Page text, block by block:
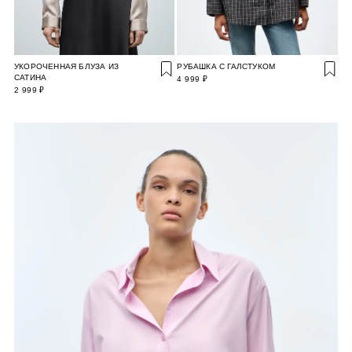
УКОРОЧЕННАЯ БЛУЗА ИЗ
САТИНА
2 999 ₽
РУБАШКА С ГАЛСТУКОМ
4 999 ₽